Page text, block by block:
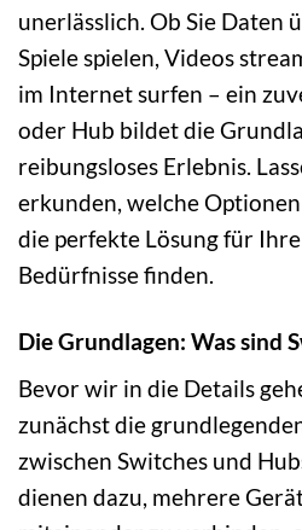
unerlässlich. Ob Sie Daten
Spiele spielen, Videos
im Internet surfen – ein
oder Hub bildet die
reibungsloses Erlebnis.
erkunden, welche
die perfekte Lösung für
Bedürfnisse finden.
Die Grundlagen: Was sind
Bevor wir in die Details
zunächst die
zwischen Switches und
dienen dazu, mehrere